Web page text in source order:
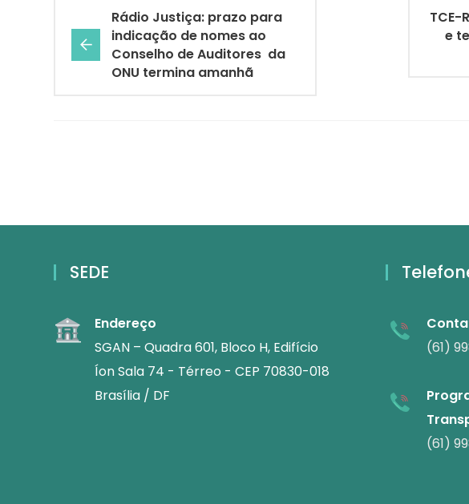
Rádio Justiça: prazo para
indicação de nomes ao
Conselho de Auditores da
ONU termina amanhã
e
SEDE
Endereço
SGAN – Quadra 601, Bloco H, Edifício
Íon Sala 74 - Térreo - CEP 70830-018
Brasília / DF
(61)
(61)